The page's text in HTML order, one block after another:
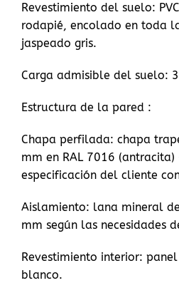
Revestimiento del suelo:
rodapié, encolado en toda
jaspeado gris.
Carga admisible del suelo:
Estructura de la pared :
Chapa perfilada: chapa
mm en RAL 7016
especificación del cliente
Aislamiento: lana mineral
mm según las necesidades
Revestimiento interior:
blanco.